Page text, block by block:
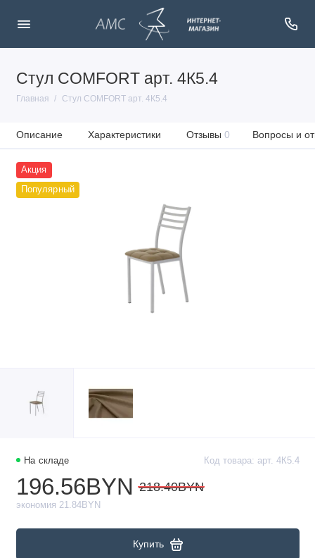
Стул COMFORT арт. 4К5.4
Главная Стул COMFORT арт. 4К5.4
Описание Характеристики Отзывы 0 Вопросы и
Акция
Популярный
На складе Код товара: арт. 4К5.4
196.56BYN 218.40BYN
экономия 21.84BYN
Купить